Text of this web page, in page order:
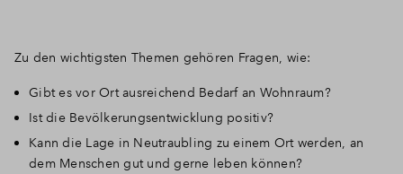
Zu den wichtigsten Themen gehören Fragen, wie:
Gibt es vor Ort ausreichend Bedarf an Wohnraum?
Ist die Bevölkerungsentwicklung positiv?
Kann die Lage in Neutraubling zu einem Ort werden, an
dem Menschen gut und gerne leben können?